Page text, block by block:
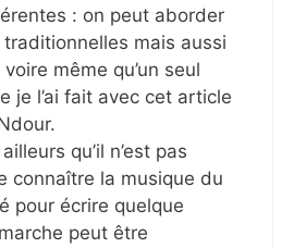
: on peut aborder
mais aussi
voire même qu’un seul
je l’ai fait avec cet article
qu’il n’est pas
connaître la musique du
pour écrire quelque
peut être